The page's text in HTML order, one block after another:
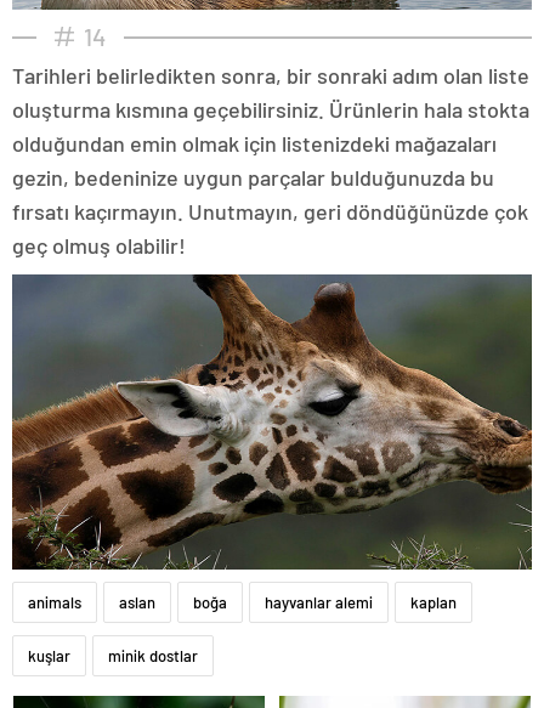
14
Tarihleri belirledikten sonra, bir sonraki adım olan liste
oluşturma kısmına geçebilirsiniz. Ürünlerin hala stokta
olduğundan emin olmak için listenizdeki mağazaları
gezin, bedeninize uygun parçalar bulduğunuzda bu
fırsatı kaçırmayın. Unutmayın, geri döndüğünüzde çok
geç olmuş olabilir!
animals aslan boğa hayvanlar alemi kaplan
kuşlar minik dostlar